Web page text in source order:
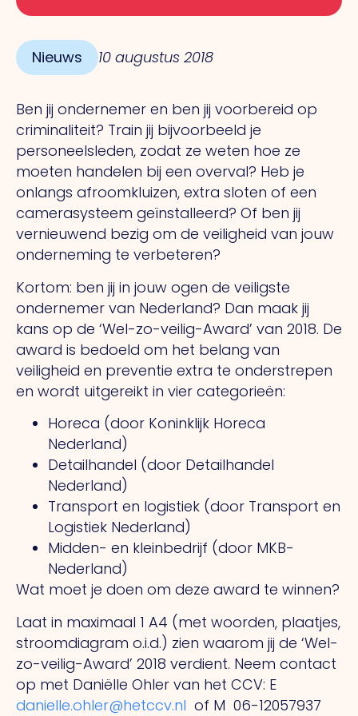
Nieuws 10 augustus 2018
Ben jij ondernemer en ben jij voorbereid op
criminaliteit? Train jij bijvoorbeeld je
personeelsleden, zodat ze weten hoe ze
moeten handelen bij een overval? Heb je
onlangs afroomkluizen, extra sloten of een
camerasysteem geïnstalleerd? Of ben jij
vernieuwend bezig om de veiligheid van jouw
onderneming te verbeteren?
Kortom: ben jij in jouw ogen de veiligste
ondernemer van Nederland? Dan maak jij
kans op de ‘Wel-zo-veilig-Award’ van 2018. De
award is bedoeld om het belang van
veiligheid en preventie extra te onderstrepen
en wordt uitgereikt in vier categorieën:
Horeca (door Koninklijk Horeca
Nederland)
Detailhandel (door Detailhandel
Nederland)
Transport en logistiek (door Transport en
Logistiek Nederland)
Midden- en kleinbedrijf (door MKB-
Nederland)
Wat moet je doen om deze award te winnen?
Laat in maximaal 1 A4 (met woorden, plaatjes,
stroomdiagram o.i.d.) zien waarom jij de ‘Wel-
zo-veilig-Award’ 2018 verdient. Neem contact
op met Daniëlle Ohler van het CCV: E
danielle.ohler@hetccv.nl of M 06-12057937